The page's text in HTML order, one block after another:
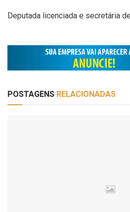
Deputada licenciada e secretária
POSTAGENS RELACIONADAS